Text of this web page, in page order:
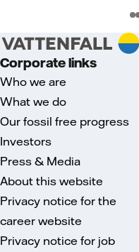
Corporate links
Who we are
What we do
Our fossil free progress
Investors
Press & Media
About this website
Privacy notice for the
career website
Privacy notice for job